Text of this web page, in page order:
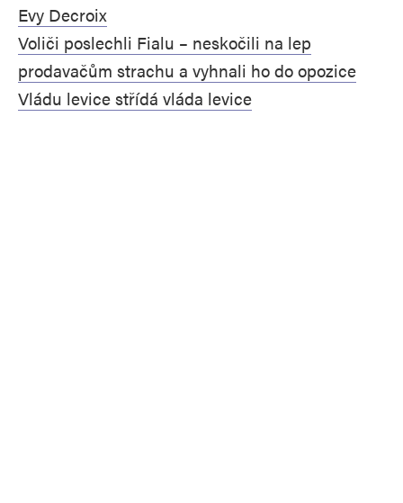
Evy Decroix
Voliči poslechli Fialu – neskočili na lep
prodavačům strachu a vyhnali ho do opozice
Vládu levice střídá vláda levice